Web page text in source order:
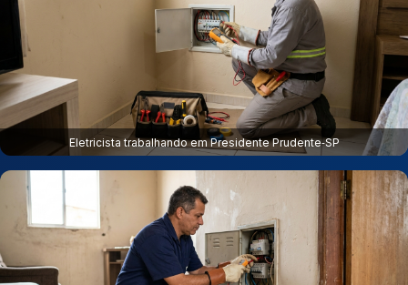
Eletricista trabalhando em Presidente Prudente‑SP